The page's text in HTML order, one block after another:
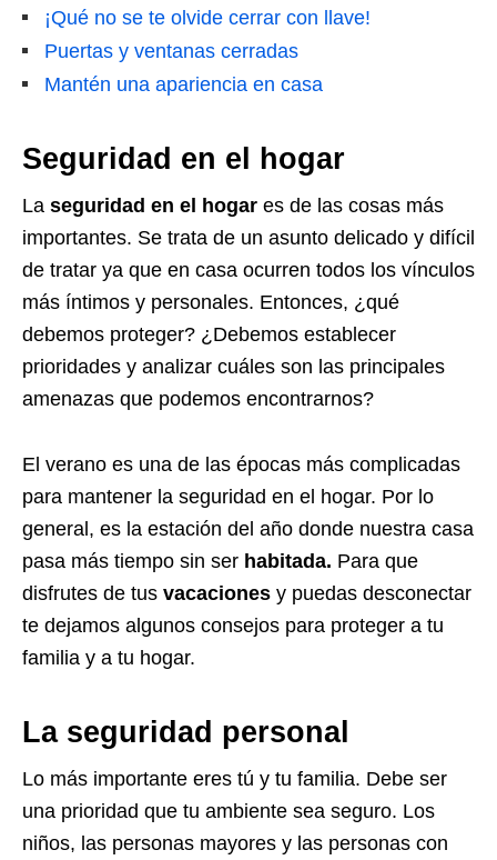
¡Qué no se te olvide cerrar con llave!
Puertas y ventanas cerradas
Mantén una apariencia en casa
Seguridad en el hogar
La seguridad en el hogar es de las cosas más
importantes. Se trata de un asunto delicado y difícil
de tratar ya que en casa ocurren todos los vínculos
más íntimos y personales. Entonces, ¿qué
debemos proteger? ¿Debemos establecer
prioridades y analizar cuáles son las principales
amenazas que podemos encontrarnos?
El verano es una de las épocas más complicadas
para mantener la seguridad en el hogar. Por lo
general, es la estación del año donde nuestra casa
pasa más tiempo sin ser habitada. Para que
disfrutes de tus vacaciones y puedas desconectar
te dejamos algunos consejos para proteger a tu
familia y a tu hogar.
La seguridad personal
Lo más importante eres tú y tu familia. Debe ser
una prioridad que tu ambiente sea seguro. Los
niños, las personas mayores y las personas con